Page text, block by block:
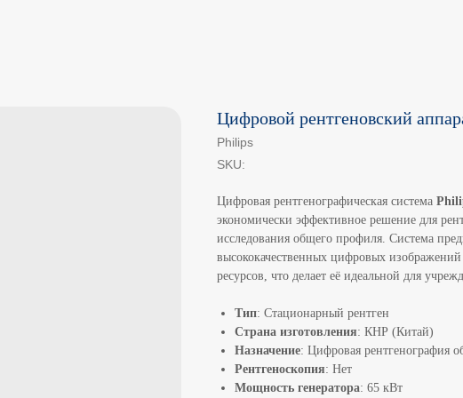
Цифровой рентгеновский
Philips
SKU:
Цифровая рентгенографическая система
экономически эффективное решение для
исследования общего профиля. Система
высококачественных цифровых
ресурсов, что делает её идеальной для
Тип: Стационарный рентген
Страна изготовления: КНР (Китай)
Назначение: Цифровая рентгенография
Рентгеноскопия: Нет
Мощность генератора: 65 кВт